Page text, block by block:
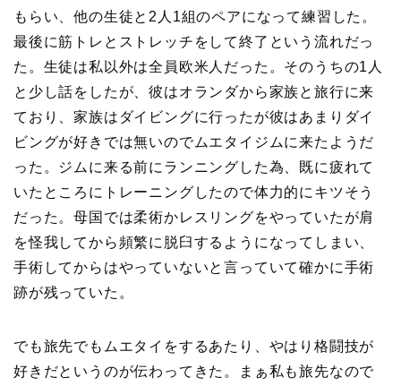
もらい、他の生徒と2人1組のペアになって練習した。
最後に筋トレとストレッチをして終了という流れだっ
た。生徒は私以外は全員欧米人だった。そのうちの1人
と少し話をしたが、彼はオランダから家族と旅行に来
ており、家族はダイビングに行ったが彼はあまりダイ
ビングが好きでは無いのでムエタイジムに来たようだ
った。ジムに来る前にランニングした為、既に疲れて
いたところにトレーニングしたので体力的にキツそう
だった。母国では柔術かレスリングをやっていたが肩
を怪我してから頻繁に脱臼するようになってしまい、
手術してからはやっていないと言っていて確かに手術
跡が残っていた。
でも旅先でもムエタイをするあたり、やはり格闘技が
好きだというのが伝わってきた。まぁ私も旅先なので